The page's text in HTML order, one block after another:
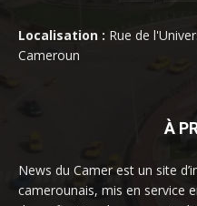
Localisation : Rue de
Cameroun
À
News du Camer est un site
camerounais, mis en service